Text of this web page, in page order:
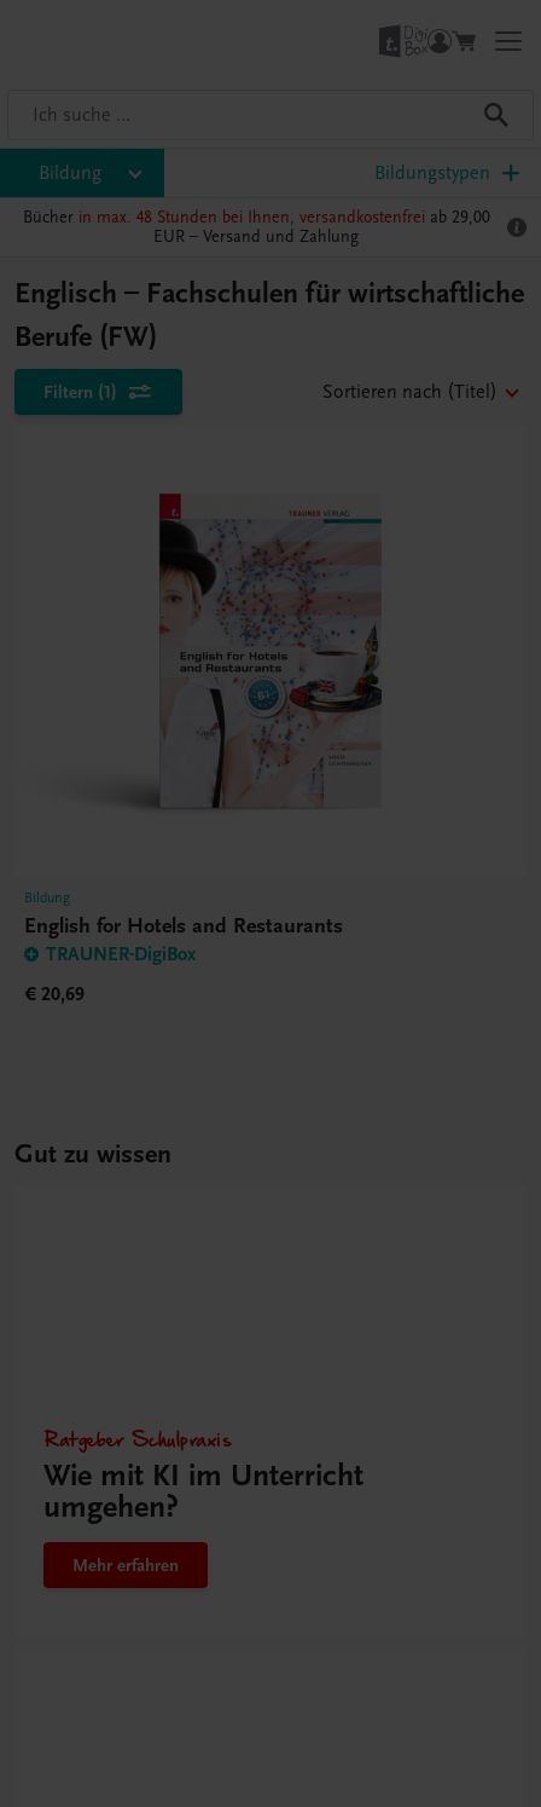
Bildung Bildungstypen
Bücher in max. 48 Stunden bei Ihnen, versandkostenfrei ab 29,00
EUR – Versand und Zahlung
Englisch – Fachschulen für wirtschaftliche
Berufe (FW)
Filtern (1) Sortieren nach (Titel)
Bildung
English for Hotels and Restaurants
TRAUNER-DigiBox
€ 20,69
Gut zu wissen
Ratgeber Schulpraxis
Wie mit KI im Unterricht
umgehen?
Mehr erfahren